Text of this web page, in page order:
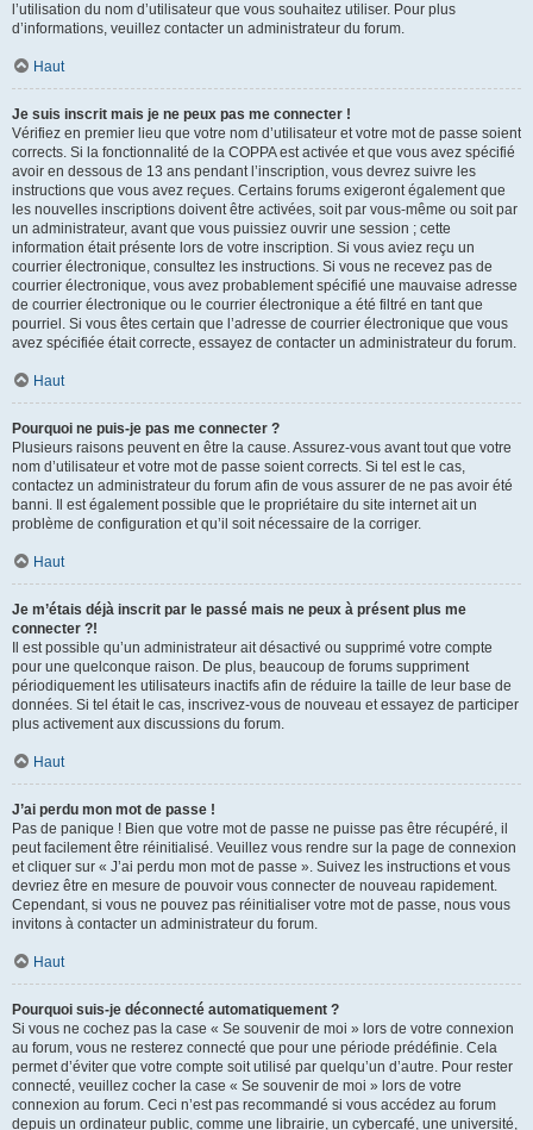
l’utilisation du nom d’utilisateur que vous souhaitez utiliser. Pour plus
d’informations, veuillez contacter un administrateur du forum.
Haut
Je suis inscrit mais je ne peux pas me connecter !
Vérifiez en premier lieu que votre nom d’utilisateur et votre mot de passe soient
corrects. Si la fonctionnalité de la COPPA est activée et que vous avez spécifié
avoir en dessous de 13 ans pendant l’inscription, vous devrez suivre les
instructions que vous avez reçues. Certains forums exigeront également que
les nouvelles inscriptions doivent être activées, soit par vous-même ou soit par
un administrateur, avant que vous puissiez ouvrir une session ; cette
information était présente lors de votre inscription. Si vous aviez reçu un
courrier électronique, consultez les instructions. Si vous ne recevez pas de
courrier électronique, vous avez probablement spécifié une mauvaise adresse
de courrier électronique ou le courrier électronique a été filtré en tant que
pourriel. Si vous êtes certain que l’adresse de courrier électronique que vous
avez spécifiée était correcte, essayez de contacter un administrateur du forum.
Haut
Pourquoi ne puis-je pas me connecter ?
Plusieurs raisons peuvent en être la cause. Assurez-vous avant tout que votre
nom d’utilisateur et votre mot de passe soient corrects. Si tel est le cas,
contactez un administrateur du forum afin de vous assurer de ne pas avoir été
banni. Il est également possible que le propriétaire du site internet ait un
problème de configuration et qu’il soit nécessaire de la corriger.
Haut
Je m’étais déjà inscrit par le passé mais ne peux à présent plus me
connecter ?!
Il est possible qu’un administrateur ait désactivé ou supprimé votre compte
pour une quelconque raison. De plus, beaucoup de forums suppriment
périodiquement les utilisateurs inactifs afin de réduire la taille de leur base de
données. Si tel était le cas, inscrivez-vous de nouveau et essayez de participer
plus activement aux discussions du forum.
Haut
J’ai perdu mon mot de passe !
Pas de panique ! Bien que votre mot de passe ne puisse pas être récupéré, il
peut facilement être réinitialisé. Veuillez vous rendre sur la page de connexion
et cliquer sur « J’ai perdu mon mot de passe ». Suivez les instructions et vous
devriez être en mesure de pouvoir vous connecter de nouveau rapidement.
Cependant, si vous ne pouvez pas réinitialiser votre mot de passe, nous vous
invitons à contacter un administrateur du forum.
Haut
Pourquoi suis-je déconnecté automatiquement ?
Si vous ne cochez pas la case « Se souvenir de moi » lors de votre connexion
au forum, vous ne resterez connecté que pour une période prédéfinie. Cela
permet d’éviter que votre compte soit utilisé par quelqu’un d’autre. Pour rester
connecté, veuillez cocher la case « Se souvenir de moi » lors de votre
connexion au forum. Ceci n’est pas recommandé si vous accédez au forum
depuis un ordinateur public, comme une librairie, un cybercafé, une université,